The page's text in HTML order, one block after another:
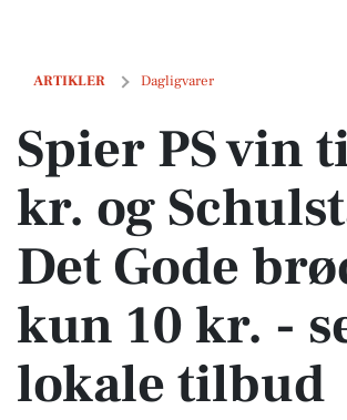
ARTIKLER Dagligvarer
Spier PS vin til 39 kr. og Schulstad Det
Spier PS vin
kr. og
Det Gode
kun 10 kr. -
lokale tilbud